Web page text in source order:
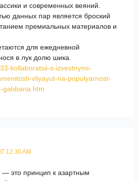
и современных веяний.
данных пар является броский
премиальных материалов и
для ежедневной
в лук долю шика.
kollaboratsii-s-izvestnymi-
vliyayut-na-populyarnost-
gabbana.htm
12:30 AM
— это принцип к азартным